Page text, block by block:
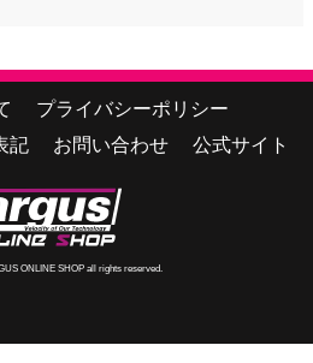
プライバシーポリシー
記
お問い合わせ 公式サイト
ONLINE SHOP all rights reserved.